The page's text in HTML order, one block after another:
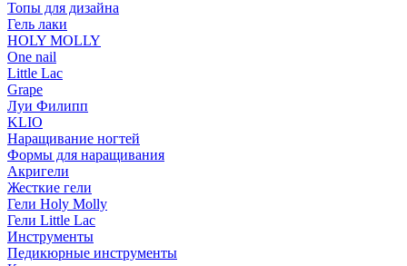
Топы для дизайна
Гель лаки
HOLY MOLLY
One nail
Little Lac
Grape
Луи Филипп
KLIO
Наращивание ногтей
Формы для наращивания
Акригели
Жесткие гели
Гели Holy Molly
Гели Little Lac
Инструменты
Педикюрные инструменты